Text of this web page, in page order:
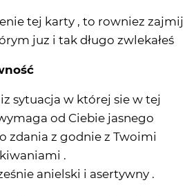
tej karty , to rowniez zajmij
juz i tak długo zwlekałeś
sytuacja w której sie w tej
od Ciebie jasnego
zdania z godnie z Twoimi
.
anielski i asertywny .